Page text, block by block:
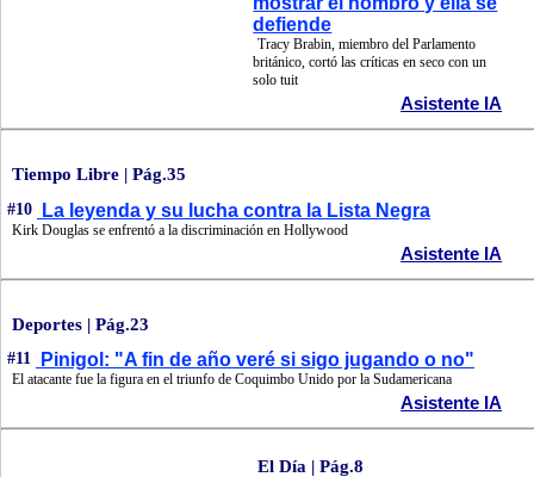
defiende
Tracy Brabin, miembro del Parlamento
británico, cortó las críticas en seco con un
solo tuit
Asistente IA
Tiempo Libre | Pág.35
#10 La leyenda y su lucha contra la Lista Negra
Kirk Douglas se enfrentó a la discriminación en Hollywood
Asistente IA
Deportes | Pág.23
#11 Pinigol: "A fin de año veré si sigo jugando o no"
El atacante fue la figura en el triunfo de Coquimbo Unido por la Sudamericana
Asistente IA
El Día | Pág.8